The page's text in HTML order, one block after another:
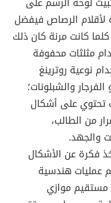
لأقلام الرصاص فيفضل
كانت مرنة كان ذلك
مثلثات محفوفة
نوعية روترينغ
والشبلونات؛
تحتوي على أشكال
من الطالب،
والجهد.
فكرة عن الأشكال
عمليات هندسية
موازي